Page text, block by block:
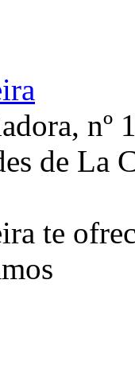
nº
de La
te